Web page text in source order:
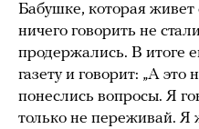
Бабушке, которая
ничего говорить не
продержались. В итоге
газету и говорит: „А это
понеслись вопросы. Я
только не переживай. Я